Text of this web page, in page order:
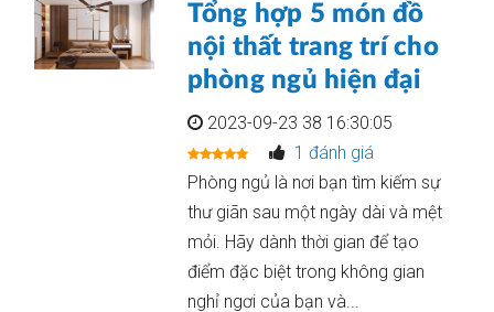
Tổng hợp 5 món đồ
nội thất trang trí cho
phòng ngủ hiện đại
2023-09-23 38 16:30:05
1 đánh giá
Phòng ngủ là nơi bạn tìm kiếm sự
thư giãn sau một ngày dài và mệt
mỏi. Hãy dành thời gian để tạo
điểm đặc biệt trong không gian
nghỉ ngơi của bạn và...